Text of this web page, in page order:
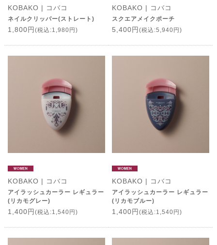
KOBAKO | コバコ
ネイルクリッパー(ストレート)
1,800円 (税込:1,980円)
KOBAKO | コバコ
スクエアメイクポーチ
5,400円 (税込:5,940円)
KOBAKO | コバコ
アイラッシュカーラー レギュラー
(リカモグレー)
1,400円 (税込:1,540円)
KOBAKO | コバコ
アイラッシュカーラー レギュラー
(リカモブルー)
1,400円 (税込:1,540円)